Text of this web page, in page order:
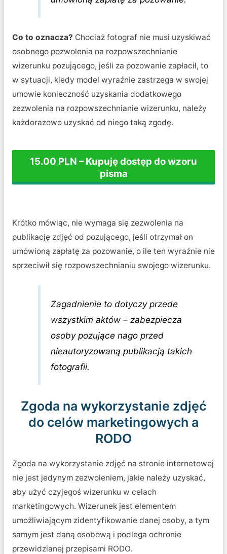
Co to oznacza? Chociaż fotograf nie musi uzyskiwać
osobnego pozwolenia na rozpowszechnianie
wizerunku pozującego, jeśli za pozowanie zapłacił, to
w sytuacji, kiedy model wyraźnie zastrzega w swojej
umowie konieczność uzyskania dodatkowego
zezwolenia na rozpowszechnianie wizerunku, należy
każdorazowo uzyskać od niego taką zgodę.
15.00 PLN – Kupuję dostęp do wzoru
pisma
Krótko mówiąc, nie wymaga się zezwolenia na
publikację zdjęć od pozującego, jeśli otrzymał on
umówioną zapłatę za pozowanie, o ile ten wyraźnie nie
sprzeciwił się rozpowszechnianiu swojego wizerunku.
Zagadnienie to dotyczy przede
wszystkim aktów – zabezpiecza
osoby pozujące nago przed
nieautoryzowaną publikacją takich
fotografii.
Zgoda na wykorzystanie zdjęć
do celów marketingowych a
RODO
Zgoda na wykorzystanie zdjęć na stronie internetowej
nie jest jedynym zezwoleniem, jakie należy uzyskać,
aby użyć czyjegoś wizerunku w celach
marketingowych. Wizerunek jest elementem
umożliwiającym zidentyfikowanie danej osoby, a tym
samym jest daną osobową i podlega ochronie
przewidzianej przepisami RODO.